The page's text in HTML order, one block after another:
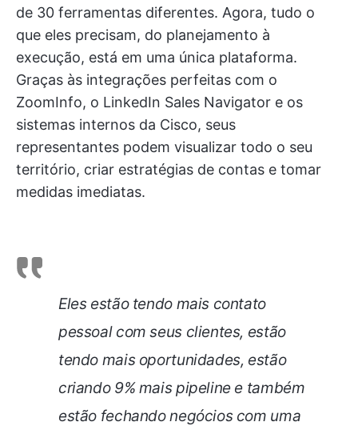
de 30 ferramentas diferentes. Agora, tudo o
que eles precisam, do planejamento à
execução, está em uma única plataforma.
Graças às integrações perfeitas com o
ZoomInfo, o LinkedIn Sales Navigator e os
sistemas internos da Cisco, seus
representantes podem visualizar todo o seu
território, criar estratégias de contas e tomar
medidas imediatas.
Eles estão tendo mais contato
pessoal com seus clientes, estão
tendo mais oportunidades, estão
criando 9% mais pipeline e também
estão fechando negócios com uma